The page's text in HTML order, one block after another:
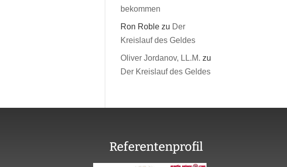
bekommen
Ron Roble zu Der
Kreislauf des Geldes
Oliver Jordanov, LL.M. zu
Der Kreislauf des Geldes
Referentenprofil